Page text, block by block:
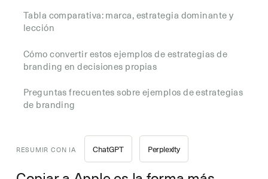
Tabla comparativa: marca, estrategia dominante y
lección
Cómo convertir estos ejemplos de estrategias de
branding en decisiones propias
Preguntas frecuentes sobre ejemplos de estrategias
de branding
RESUMIR CON IA ChatGPT Perplexity